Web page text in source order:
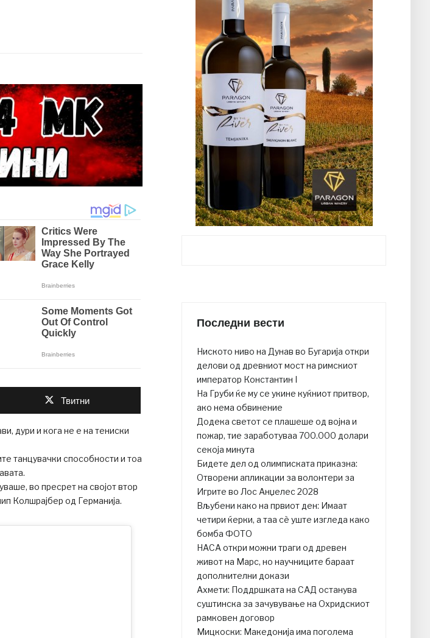
Твитни
дури и кога не е на тениски
танцувачки способности и тоа
во пресрет на својот втор
Колшрајбер од Германија.
Последни вести
Ниското ниво на Дунав во Бугарија откри
делови од древниот мост на римскиот
император Константин I
На Груби ќе му се укине куќниот притвор,
ако нема обвинение
Додека светот се плашеше од војна и
пожар, тие заработуваа 700.000 долари
секоја минута
Бидете дел од олимписката приказна:
Отворени апликации за волонтери за
Игрите во Лос Анџелес 2028
Вљубени како на првиот ден: Имаат
четири ќерки, а таа сè уште изгледа како
бомба ФОТО
НАСА откри можни траги од древен
живот на Марс, но научниците бараат
дополнителни докази
Ахмети: Поддршката на САД останува
суштинска за зачувување на Охридскиот
рамковен договор
Мицкоски: Македонија има поголема